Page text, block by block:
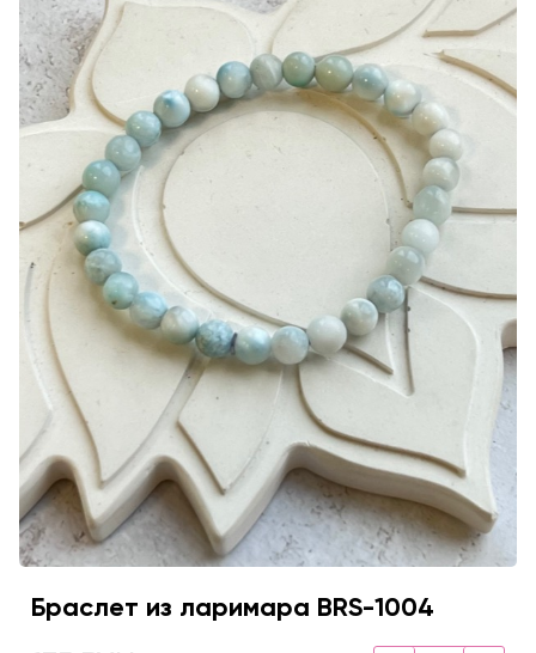
Браслет из ларимара BRS-1004